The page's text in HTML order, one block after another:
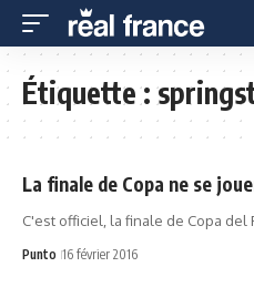
Étiquette :
La finale de Copa ne se
C'est officiel, la finale de Copa del
Punto 16 février 2016